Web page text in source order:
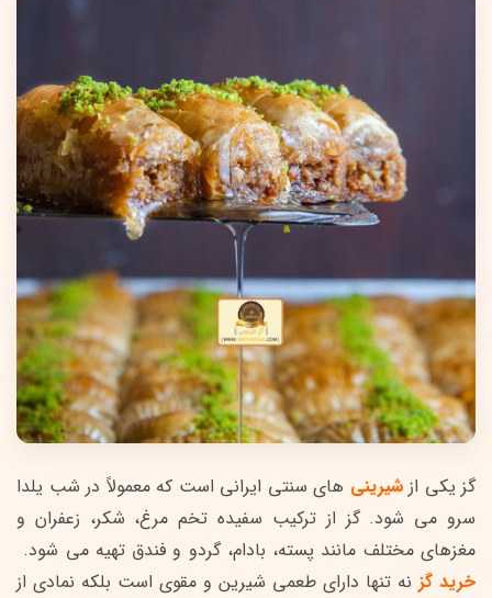
گز یکی ازشیرینی های سنتی ایرانی است که معمولاً در شب یلدا
سرو می شود. گز از ترکیب سفیده تخم مرغ، شکر، زعفران و
مغزهای مختلف مانند پسته، بادام، گردو و فندق تهیه می شود.
خرید گز نه تنها دارای طعمی شیرین و مقوی است بلکه نمادی از